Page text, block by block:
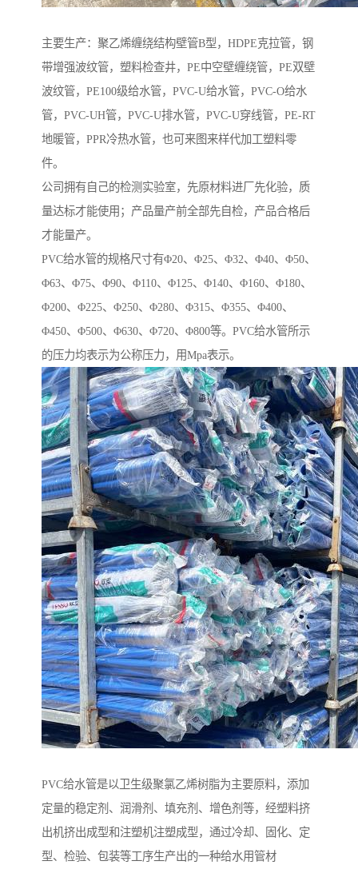
主要生产：聚乙烯缠绕结构壁管B型，HDPE克拉管，钢
带增强波纹管，塑料检查井，PE中空壁缠绕管，PE双壁
波纹管，PE100级给水管，PVC-U给水管，PVC-O给水
管，PVC-UH管，PVC-U排水管，PVC-U穿线管，PE-RT
地暖管，PPR冷热水管，也可来图来样代加工塑料零
件。
公司拥有自己的检测实验室，先原材料进厂先化验，质
量达标才能使用；产品量产前全部先自检，产品合格后
才能量产。
PVC给水管的规格尺寸有Φ20、Φ25、Φ32、Φ40、Φ50、
Φ63、Φ75、Φ90、Φ110、Φ125、Φ140、Φ160、Φ180、
Φ200、Φ225、Φ250、Φ280、Φ315、Φ355、Φ400、
Φ450、Φ500、Φ630、Φ720、Φ800等。PVC给水管所示
的压力均表示为公称压力，用Mpa表示。
PVC给水管是以卫生级聚氯乙烯树脂为主要原料，添加
定量的稳定剂、润滑剂、填充剂、增色剂等，经塑料挤
出机挤出成型和注塑机注塑成型，通过冷却、固化、定
型、检验、包装等工序生产出的一种给水用管材